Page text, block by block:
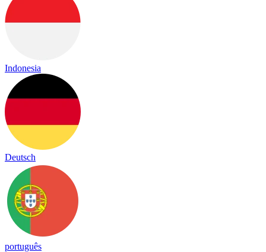
Indonesia
Deutsch
português